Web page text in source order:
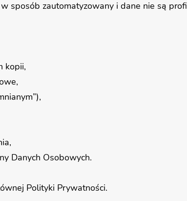
sposób zautomatyzowany i dane nie są
kopii,
Danych Osobowych.
Polityki Prywatności.